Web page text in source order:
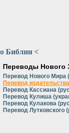
Библии <
Переводы Нового
Перевод Нового Мира
Перевод
Перевод Кассиана
Перевод Кулиша
Перевод Кулакова
Перевод Лутковского